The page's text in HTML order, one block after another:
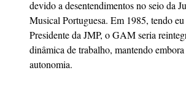
devido a desentendimentos no seio da
Musical Portuguesa. Em 1985, tendo
Presidente da JMP, o GAM seria
dinâmica de trabalho, mantendo
autonomia.